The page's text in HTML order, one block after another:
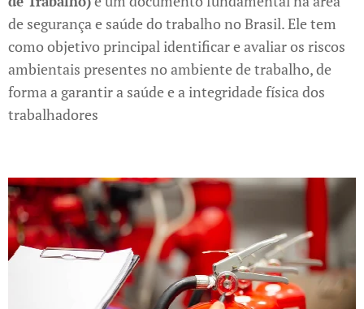
de segurança e saúde do trabalho no Brasil. Ele tem
como objetivo principal identificar e avaliar os riscos
ambientais presentes no ambiente de trabalho, de
forma a garantir a saúde e a integridade física dos
trabalhadores